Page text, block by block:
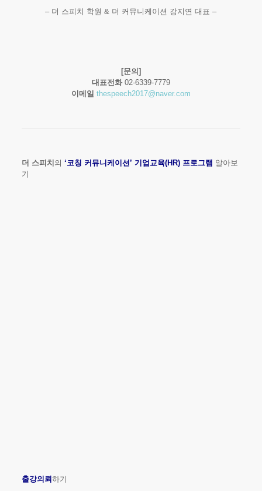
– 더 스피치 학원 & 더 커뮤니케이션 강지연 대표 –
[문의]
대표전화02-6339-7779
이메일 thespeech2017@naver.com
더 스피치 의 ‘코칭 커뮤니케이션’ 기업교육(HR) 프로그램 알아보
기
출강의뢰 하기